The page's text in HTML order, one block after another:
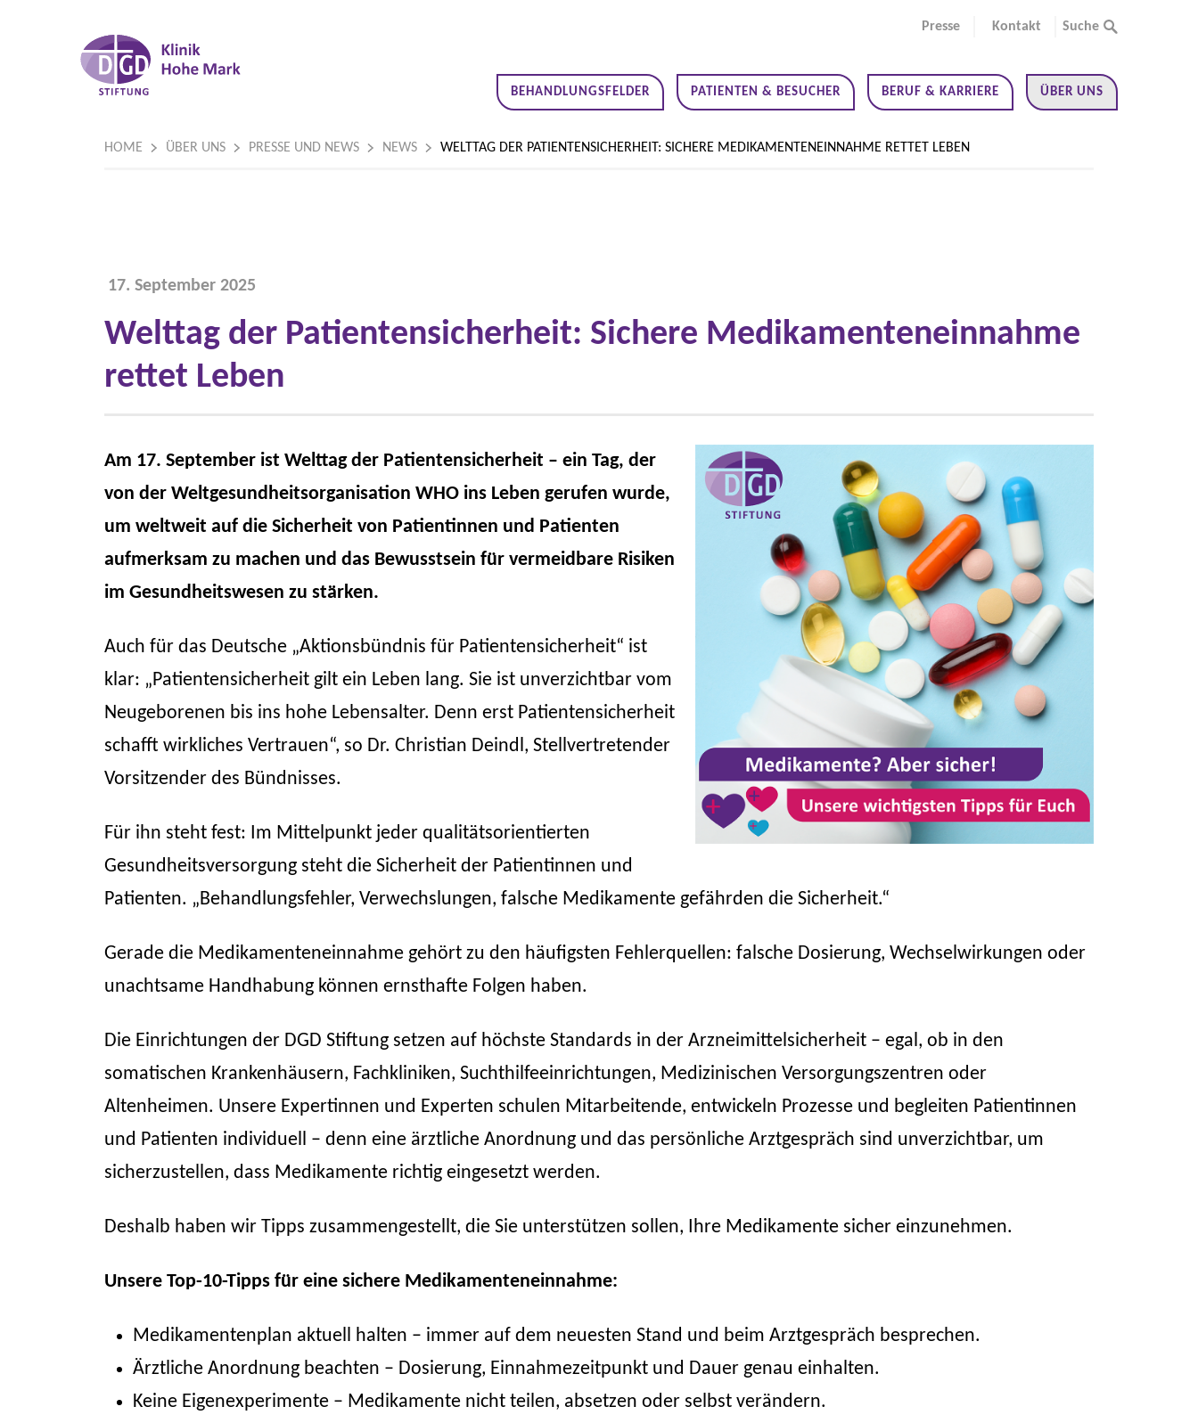
Presse Kontakt Suche
BEHANDLUNGSFELDER PATIENTEN & BESUCHER BERUF & KARRIERE ÜBER UNS
HOME ÜBER UNS PRESSE UND NEWS NEWS WELTTAG DER PATIENTENSICHERHEIT: SICHERE MEDIKAMENTENEINNAHME RETTET LEBEN
17. September 2025
Welttag der Patientensicherheit: Sichere Medikamenteneinnahme
rettet Leben
Am 17. September ist Welttag der Patientensicherheit – ein Tag, der
von der Weltgesundheitsorganisation WHO ins Leben gerufen wurde,
um weltweit auf die Sicherheit von Patientinnen und Patienten
aufmerksam zu machen und das Bewusstsein für vermeidbare Risiken
im Gesundheitswesen zu stärken.
Auch für das Deutsche „Aktionsbündnis für Patientensicherheit“ ist
klar: „Patientensicherheit gilt ein Leben lang. Sie ist unverzichtbar vom
Neugeborenen bis ins hohe Lebensalter. Denn erst Patientensicherheit
schafft wirkliches Vertrauen“, so Dr. Christian Deindl, Stellvertretender
Vorsitzender des Bündnisses.
Für ihn steht fest: Im Mittelpunkt jeder qualitätsorientierten
Gesundheitsversorgung steht die Sicherheit der Patientinnen und
Patienten. „Behandlungsfehler, Verwechslungen, falsche Medikamente gefährden die Sicherheit.“
Gerade die Medikamenteneinnahme gehört zu den häufigsten Fehlerquellen: falsche Dosierung, Wechselwirkungen oder
unachtsame Handhabung können ernsthafte Folgen haben.
Die Einrichtungen der DGD Stiftung setzen auf höchste Standards in der Arzneimittelsicherheit – egal, ob in den
somatischen Krankenhäusern, Fachkliniken, Suchthilfeeinrichtungen, Medizinischen Versorgungszentren oder
Altenheimen. Unsere Expertinnen und Experten schulen Mitarbeitende, entwickeln Prozesse und begleiten Patientinnen
und Patienten individuell – denn eine ärztliche Anordnung und das persönliche Arztgespräch sind unverzichtbar, um
sicherzustellen, dass Medikamente richtig eingesetzt werden.
Deshalb haben wir Tipps zusammengestellt, die Sie unterstützen sollen, Ihre Medikamente sicher einzunehmen.
Unsere Top-10-Tipps für eine sichere Medikamenteneinnahme:
Medikamentenplan aktuell halten – immer auf dem neuesten Stand und beim Arztgespräch besprechen.
Ärztliche Anordnung beachten – Dosierung, Einnahmezeitpunkt und Dauer genau einhalten.
Keine Eigenexperimente – Medikamente nicht teilen, absetzen oder selbst verändern.